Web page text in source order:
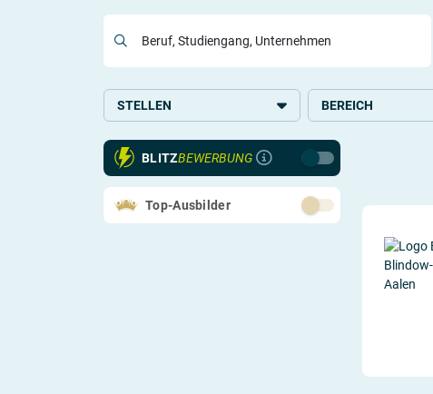
Beruf, Studiengang, Unternehmen
STELLEN
Ausbildung
BEREICH
Gesundheit, Pflege
Sport
BLITZBEWERBUNG
Top-Ausbilder